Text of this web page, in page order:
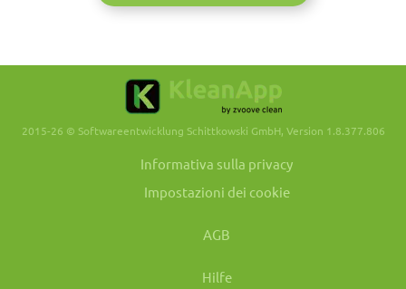
2015-26 © Softwareentwicklung Schittkowski GmbH, Version 1.8.377.806
Informativa sulla privacy
Impostazioni dei cookie
AGB
Hilfe